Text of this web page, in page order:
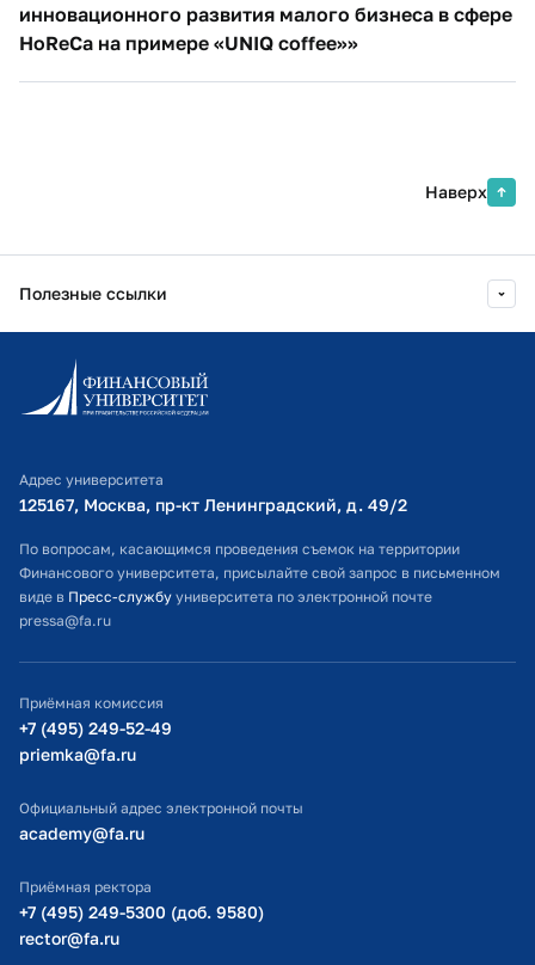
инновационного развития малого бизнеса в сфере
HoReCa на примере «UNIQ coffee»»
Наверх
Полезные ссылки
Информационно-образовательный портал
Личный кабинет поступающего
Оплата обучения
Расписание занятий
Студенческий офис
Официальный адрес электронной почты
Министерство просвещения РФ
Министерство науки и высшего образования РФ
Адрес университета
125167, Москва, пр-кт Ленинградский, д. 49/2​
По вопросам, касающимся проведения съемок на территории
Финансового университета, присылайте свой запрос в письменном
виде в Пресс-службу университета по электронной почте
pressa@fa.ru
Приёмная комиссия
+7 (495) 249-52-49
priemka@fa.ru
Официальный адрес электронной почты
academy@fa.ru
Приёмная ректора
+7 (495) 249-5300 (доб. 9580)
rector@fa.ru